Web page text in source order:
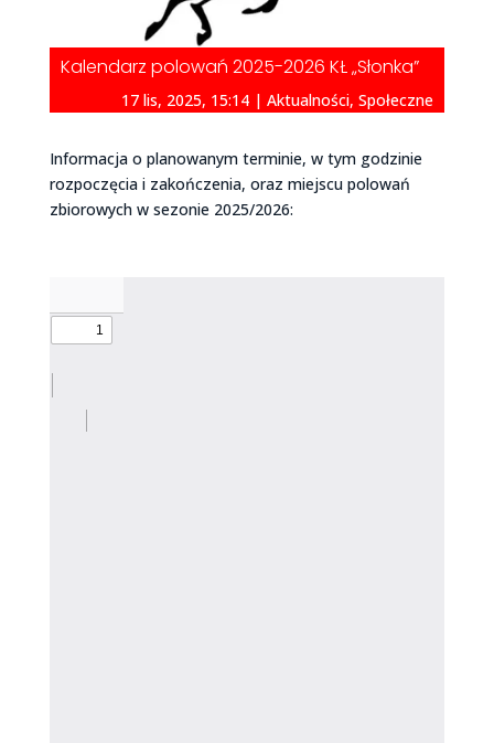
Kalendarz polowań 2025-2026 KŁ „Słonka”
17 lis, 2025, 15:14 |Aktualności,Społeczne
Informacja o planowanym terminie, w tym godzinie
rozpoczęcia i zakończenia, oraz miejscu polowań
zbiorowych w sezonie 2025/2026: